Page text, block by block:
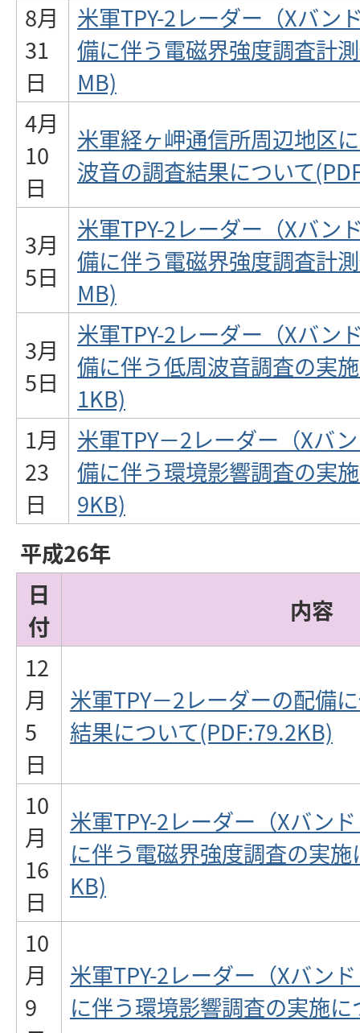
8月
31
日
米軍TPY-2レーダー（Xバン
備に伴う電磁界強度調査計
MB)
4月
10
日
米軍経ヶ岬通信所周辺地区
波音の調査結果について
3月
5日
米軍TPY-2レーダー（Xバン
備に伴う電磁界強度調査計
MB)
3月
5日
米軍TPY-2レーダー（Xバン
備に伴う低周波音調査の実
1KB)
1月
23
日
米軍TPY－2レーダー（Xバ
備に伴う環境影響調査の実
9KB)
平成26年
日
付
内容
12
月
5
日
米軍TPY－2レーダーの配備
結果について(PDF:79.2KB)
10
月
16
日
米軍TPY-2レーダー（Xバン
に伴う電磁界強度調査の実
KB)
10
月
9
米軍TPY-2レーダー（Xバン
に伴う環境影響調査の実施